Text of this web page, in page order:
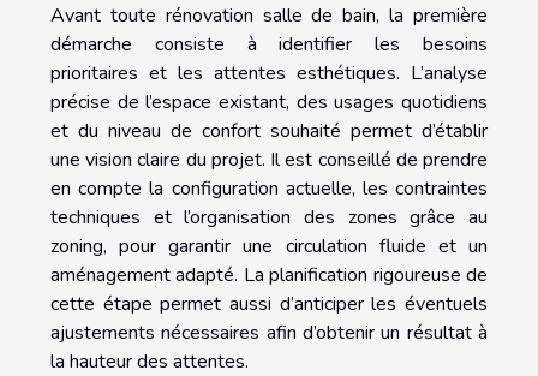
Avant toute rénovation salle de bain, la première
démarche consiste à identifier les besoins
prioritaires et les attentes esthétiques. L’analyse
précise de l’espace existant, des usages quotidiens
et du niveau de confort souhaité permet d’établir
une vision claire du projet. Il est conseillé de prendre
en compte la configuration actuelle, les contraintes
techniques et l’organisation des zones grâce au
zoning, pour garantir une circulation fluide et un
aménagement adapté. La planification rigoureuse de
cette étape permet aussi d’anticiper les éventuels
ajustements nécessaires afin d’obtenir un résultat à
la hauteur des attentes.